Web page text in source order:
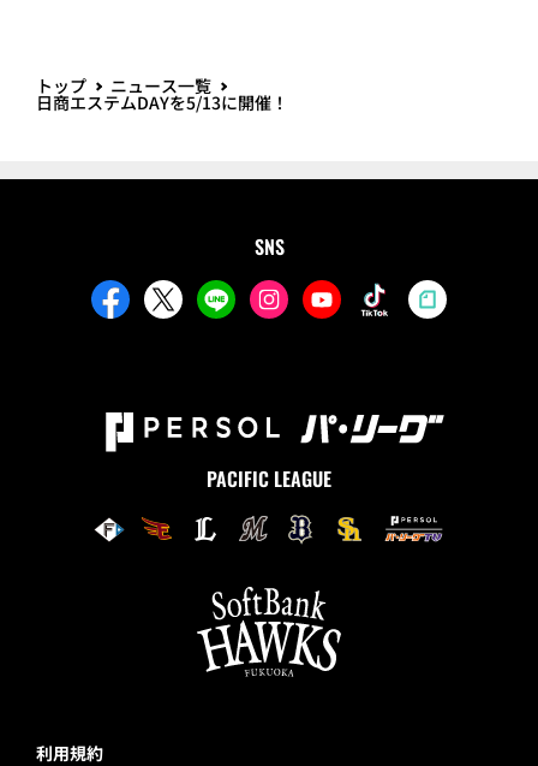
トップ ニュース一覧
日商エステムDAYを5/13に開催！
SNS
PACIFIC LEAGUE
利用規約